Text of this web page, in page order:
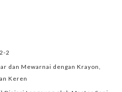
2
dan Mewarnai dengan Krayon,
Keren